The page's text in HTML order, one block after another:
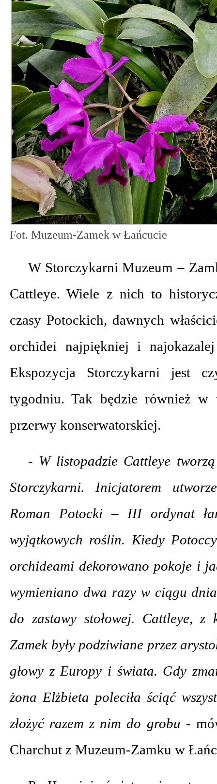
Fot. Muzeum-Zamek w Łańcucie
W Storczykarni Muzeum –
Cattleye. Wiele z nich to
czasy Potockich, dawnych
orchidei najpiękniej i
Ekspozycja Storczykarni jest
tygodniu. Tak będzie również w
przerwy konserwatorskiej.
- W listopadzie Cattleye
Storczykarni. Inicjatorem
Roman Potocki – III ordynat
wyjątkowych roślin. Kiedy
orchideami dekorowano pokoje i
wymieniano dwa razy w ciągu
do zastawy stołowej. Cattleye, z
Zamek były podziwiane przez
głowy z Europy i świata. Gdy
żona Elżbieta poleciła ściąć
złożyć razem z nim do grobu -
Charchut z Muzeum-Zamku w